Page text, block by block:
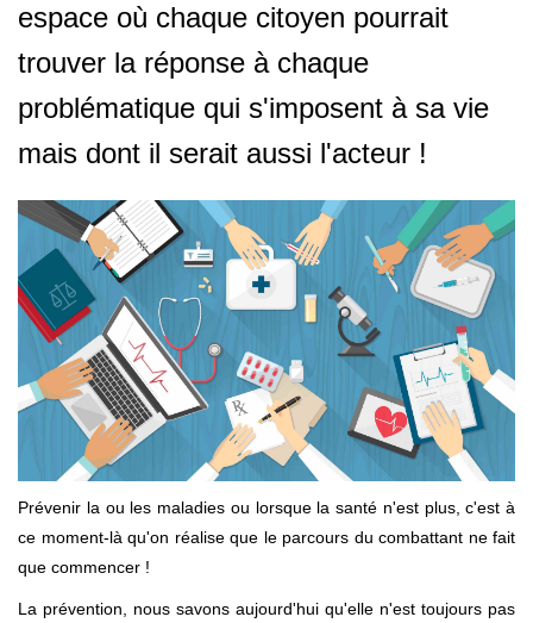
espace où chaque citoyen pourrait
trouver la réponse à chaque
problématique qui s'imposent à sa vie
mais dont il serait aussi l'acteur !
Prévenir la ou les maladies ou lorsque la santé n'est plus, c'est à
ce moment-là qu'on réalise que le parcours du combattant ne fait
que commencer !
La prévention, nous savons aujourd'hui qu'elle n'est toujours pas